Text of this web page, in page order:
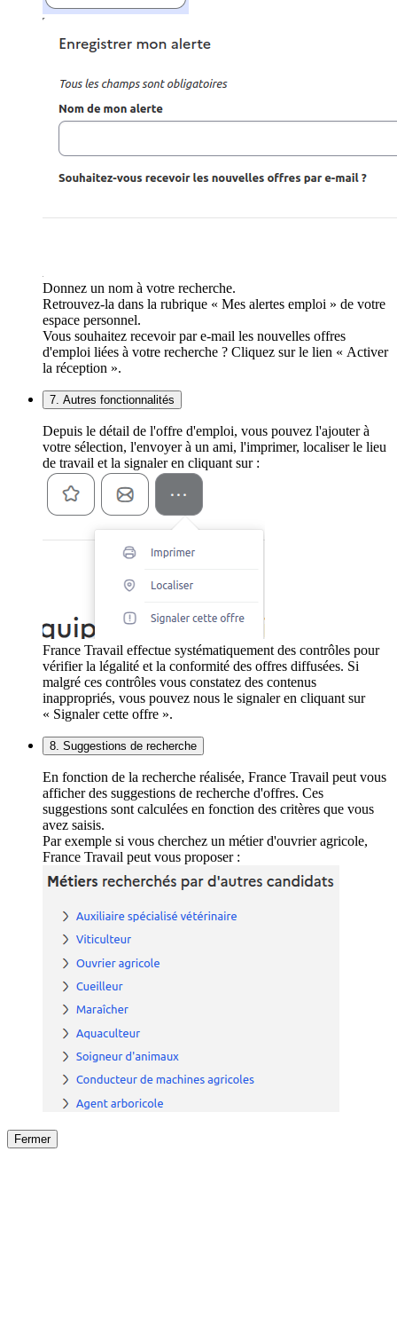
Donnez un nom à votre recherche.
Retrouvez-la dans la rubrique « Mes alertes emploi » de votre
espace personnel.
Vous souhaitez recevoir par e-mail les nouvelles offres
d'emploi liées à votre recherche ? Cliquez sur le lien « Activer
la réception ».
7. Autres fonctionnalités
Depuis le détail de l'offre d'emploi, vous pouvez l'ajouter à
votre sélection, l'envoyer à un ami, l'imprimer, localiser le lieu
de travail et la signaler en cliquant sur :
France Travail effectue systématiquement des contrôles pour
vérifier la légalité et la conformité des offres diffusées. Si
malgré ces contrôles vous constatez des contenus
inappropriés, vous pouvez nous le signaler en cliquant sur
« Signaler cette offre ».
8. Suggestions de recherche
En fonction de la recherche réalisée, France Travail peut vous
afficher des suggestions de recherche d'offres. Ces
suggestions sont calculées en fonction des critères que vous
avez saisis.
Par exemple si vous cherchez un métier d'ouvrier agricole,
France Travail peut vous proposer :
Fermer